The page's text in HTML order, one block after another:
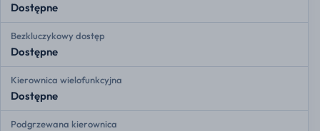
Dostępne
Bezkluczykowy dostęp
Dostępne
Kierownica wielofunkcyjna
Dostępne
Podgrzewana kierownica